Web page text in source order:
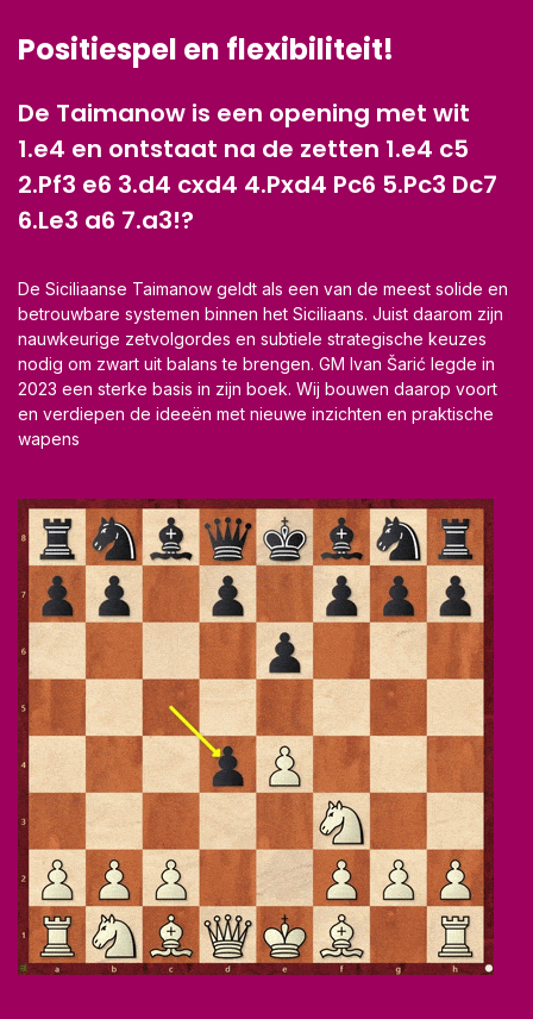
Positiespel en flexibiliteit!
De Taimanow is een opening met wit
1.e4 en ontstaat na de zetten 1.e4 c5
2.Pf3 e6 3.d4 cxd4 4.Pxd4 Pc6 5.Pc3 Dc7
6.Le3 a6 7.a3!?
De Siciliaanse Taimanow geldt als een van de meest solide en
betrouwbare systemen binnen het Siciliaans. Juist daarom zijn
nauwkeurige zetvolgordes en subtiele strategische keuzes
nodig om zwart uit balans te brengen. GM Ivan Šarić legde in
2023 een sterke basis in zijn boek. Wij bouwen daarop voort
en verdiepen de ideeën met nieuwe inzichten en praktische
wapens